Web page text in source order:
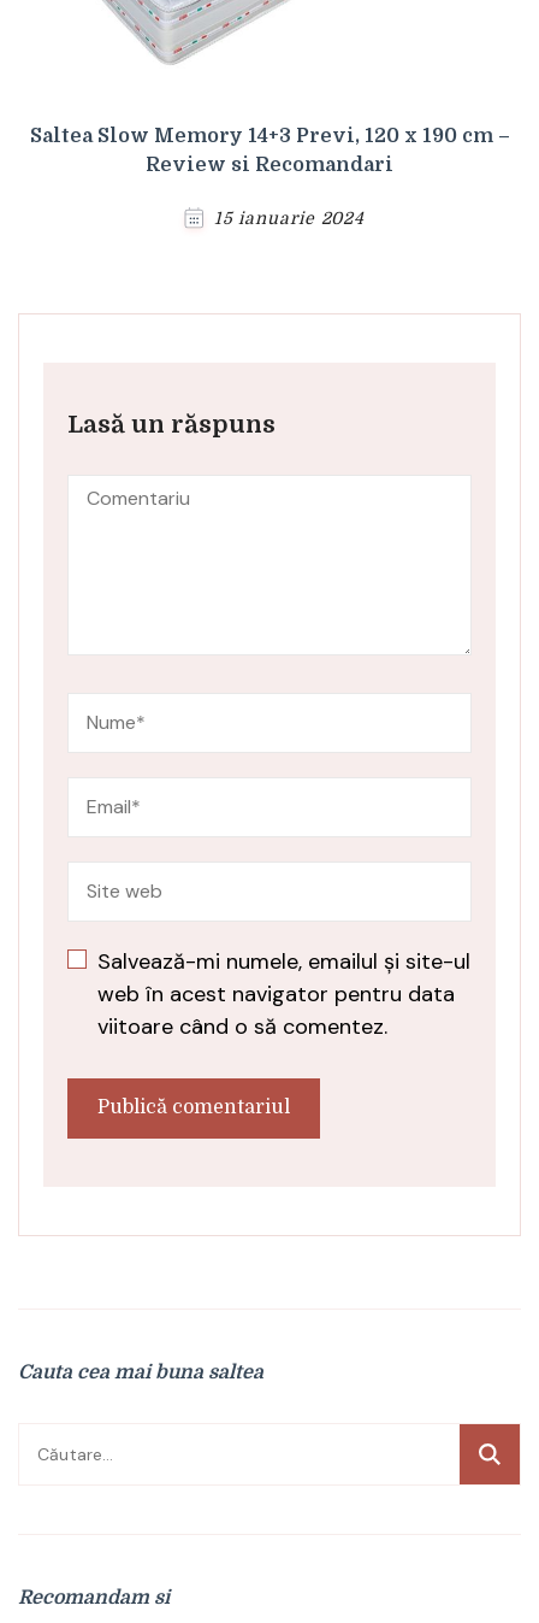
Saltea Slow Memory 14+3 Previ, 120 x 190 cm –
Review si Recomandari
15 ianuarie 2024
Lasă un răspuns
Salvează-mi numele, emailul și site-ul
web în acest navigator pentru data
viitoare când o să comentez.
Cauta cea mai buna saltea
Caută
Recomandam si